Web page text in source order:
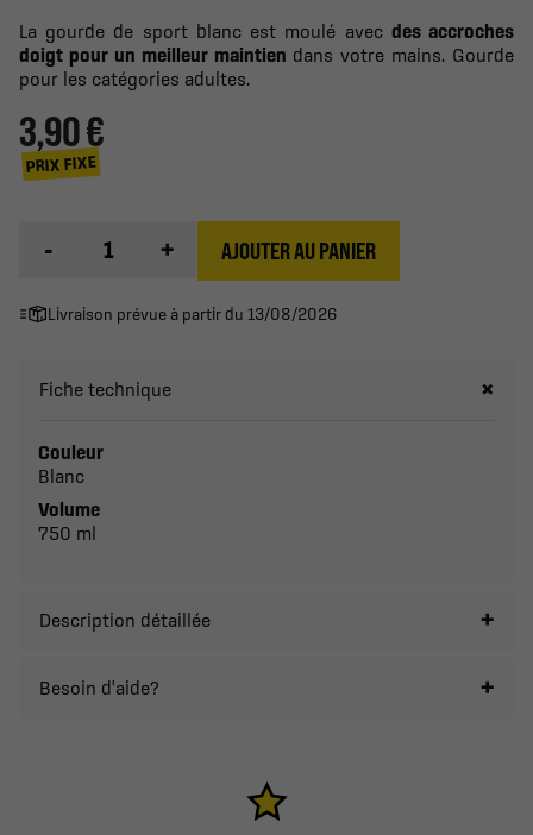
La gourde de sport blanc est moulé avec des accroches
doigt pour un meilleur maintien dans votre mains. Gourde
pour les catégories adultes.
3,90 €
PRIX FIXE
- + AJOUTER AU PANIER
Livraison prévue à partir du 13/08/2026
Fiche technique
Couleur
Blanc
Volume
750 ml
Description détaillée
Besoin d'aide?